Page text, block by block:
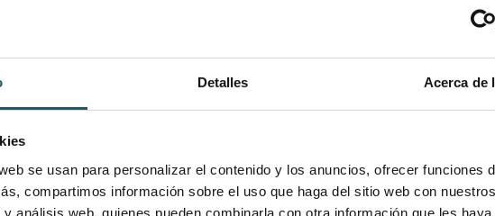
Detalles Acerca de
se usan para personalizar el contenido y los anuncios, ofrecer funciones
compartimos información sobre el uso que haga del sitio web con
análisis web, quienes pueden combinarla con otra información que les
2 3 4